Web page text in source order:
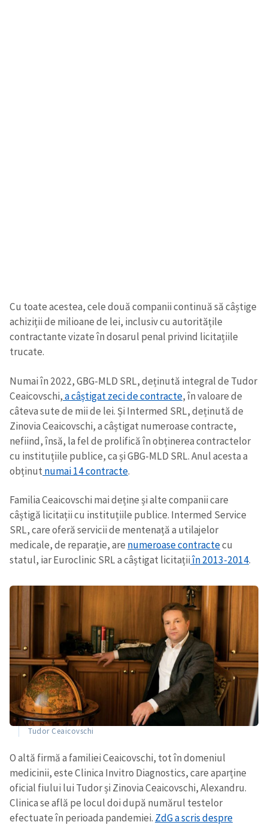
Cu toate acestea, cele două companii continuă să câștige
achiziții de milioane de lei, inclusiv cu autoritățile
contractante vizate în dosarul penal privind licitațiile
trucate.
Numai în 2022, GBG-MLD SRL, deținută integral de Tudor
Ceaicovschi,a câștigat zeci de contracte, în valoare de
câteva sute de mii de lei. Și Intermed SRL, deținută de
Zinovia Ceaicovschi, a câștigat numeroase contracte,
nefiind, însă, la fel de prolifică în obținerea contractelor
cu instituțiile publice, ca și GBG-MLD SRL. Anul acesta a
obținut numai 14 contracte.
Familia Ceaicovschi mai deține și alte companii care
câștigă licitații cu instituțiile publice. Intermed Service
SRL, care oferă servicii de mentenață a utilajelor
medicale, de reparație, are numeroase contractecu
statul, iar Euroclinic SRL a câștigat licitațiiîn 2013-2014.
Tudor Ceaicovschi
O altă firmă a familiei Ceaicovschi, tot în domeniul
medicinii, este Clinica Invitro Diagnostics, care aparține
oficial fiului lui Tudor și Zinovia Ceaicovschi, Alexandru.
Clinica se află pe locul doi după numărul testelor
efectuate în perioada pandemiei. ZdG a scris despre